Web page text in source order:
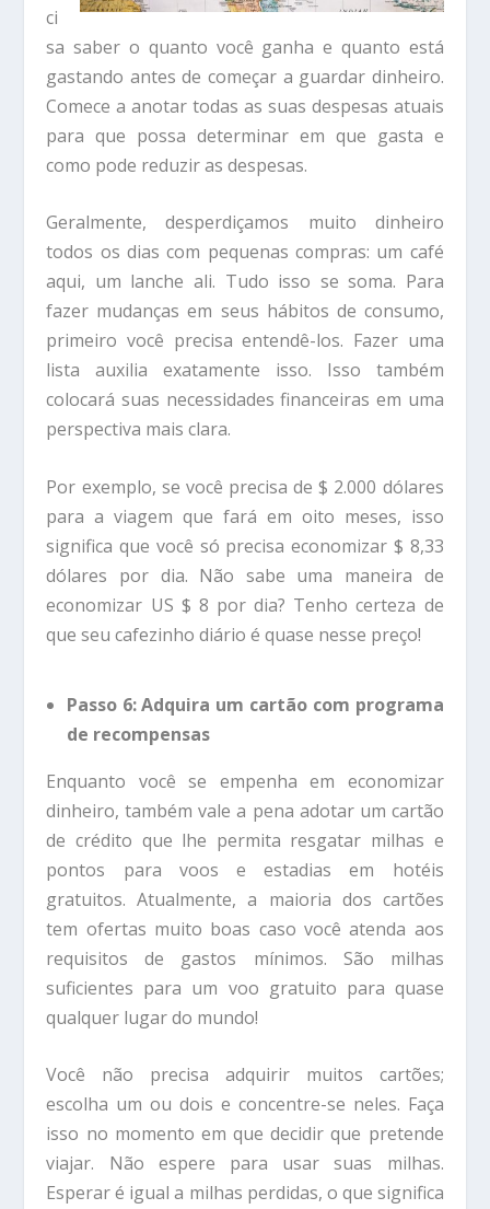
ci
sa saber o quanto você ganha e quanto está
gastando antes de começar a guardar dinheiro.
Comece a anotar todas as suas despesas atuais
para que possa determinar em que gasta e
como pode reduzir as despesas.
Geralmente, desperdiçamos muito dinheiro
todos os dias com pequenas compras: um café
aqui, um lanche ali. Tudo isso se soma. Para
fazer mudanças em seus hábitos de consumo,
primeiro você precisa entendê-los. Fazer uma
lista auxilia exatamente isso. Isso também
colocará suas necessidades financeiras em uma
perspectiva mais clara.
Por exemplo, se você precisa de $ 2.000 dólares
para a viagem que fará em oito meses, isso
significa que você só precisa economizar $ 8,33
dólares por dia. Não sabe uma maneira de
economizar US $ 8 por dia? Tenho certeza de
que seu cafezinho diário é quase nesse preço!
Passo 6: Adquira um cartão com programa
de recompensas
Enquanto você se empenha em economizar
dinheiro, também vale a pena adotar um cartão
de crédito que lhe permita resgatar milhas e
pontos para voos e estadias em hotéis
gratuitos. Atualmente, a maioria dos cartões
tem ofertas muito boas caso você atenda aos
requisitos de gastos mínimos. São milhas
suficientes para um voo gratuito para quase
qualquer lugar do mundo!
Você não precisa adquirir muitos cartões;
escolha um ou dois e concentre-se neles. Faça
isso no momento em que decidir que pretende
viajar. Não espere para usar suas milhas.
Esperar é igual a milhas perdidas, o que significa